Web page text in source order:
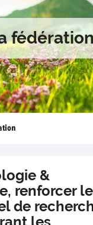
&
renforcer le
de